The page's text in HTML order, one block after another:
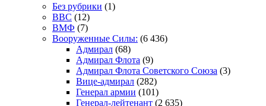
Без рубрики (1)
ВВС (12)
ВМФ (7)
Вооруженные Силы: (6 436)
Адмирал (68)
Адмирал Флота (9)
Адмирал Флота Советского Союза (3)
Вице-адмирал (282)
Генерал армии (101)
Генерал-лейтенант (2 635)